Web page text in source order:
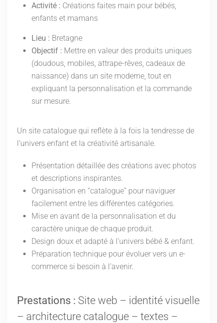
Activité : Créations faites main pour bébés,
enfants et mamans
Lieu : Bretagne
Objectif : Mettre en valeur des produits uniques
(doudous, mobiles, attrape-rêves, cadeaux de
naissance) dans un site moderne, tout en
expliquant la personnalisation et la commande
sur mesure.
Un site catalogue qui reflète à la fois la tendresse de
l’univers enfant et la créativité artisanale.
Présentation détaillée des créations avec photos
et descriptions inspirantes.
Organisation en “catalogue” pour naviguer
facilement entre les différentes catégories.
Mise en avant de la personnalisation et du
caractère unique de chaque produit.
Design doux et adapté à l’univers bébé & enfant.
Préparation technique pour évoluer vers un e-
commerce si besoin à l’avenir.
Prestations : Site web – identité visuelle
– architecture catalogue – textes –